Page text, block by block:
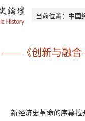
当前位置： 中国
——《创新与融合
新经济史革命的序幕拉开